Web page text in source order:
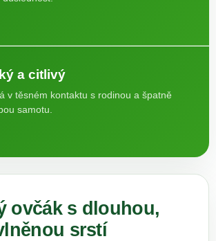
a citlivý
v těsném kontaktu s rodinou a špatně
samotu.
ovčák s dlouhou,
srstí